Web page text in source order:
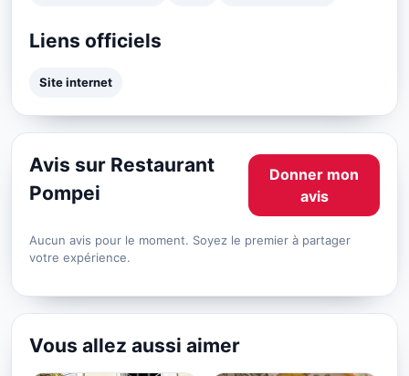
Liens officiels
Site internet
Avis sur Restaurant
Pompei
Donner mon
avis
Aucun avis pour le moment. Soyez le premier à partager
votre expérience.
Vous allez aussi aimer